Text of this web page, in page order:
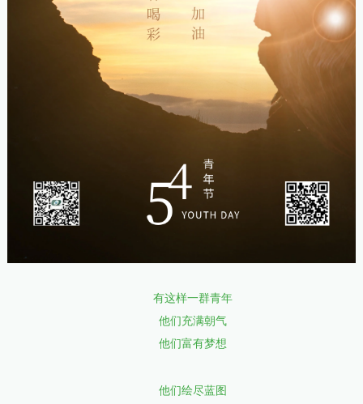
有这样一群青年
他们充满朝气
他们富有梦想
他们绘尽蓝图